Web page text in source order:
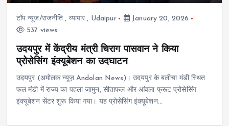
टॉप न्यूज/राजनीति , व्यापार , Udaipur
January 20, 2026
537 views
उदयपुर में केंद्रीय मंत्री चिराग पासवान ने किया
प्रोसेसिंग इंक्यूबेशन का उदघाटन
उदयपुर (अमोलक न्यूज़ Andolan News)। उदयपुर के बलीचा मंडी स्थित
फल मंडी में राज्य का पहला जामुन, सीताफल और आंवला फ्रूट प्रोसेसिंग
इंक्यूबेशन सेंटर शुरू किया गया। यह प्रोसेसिंग इंक्यूबेशन…